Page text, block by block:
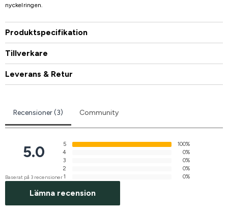
nyckelringen.
Produktspecifikation
Tillverkare
Leverans & Retur
Recensioner (3) Community
5.0
Baserat på 3 recensioner
5
100%
4
0%
3
0%
2
0%
1
0%
Lämna recension